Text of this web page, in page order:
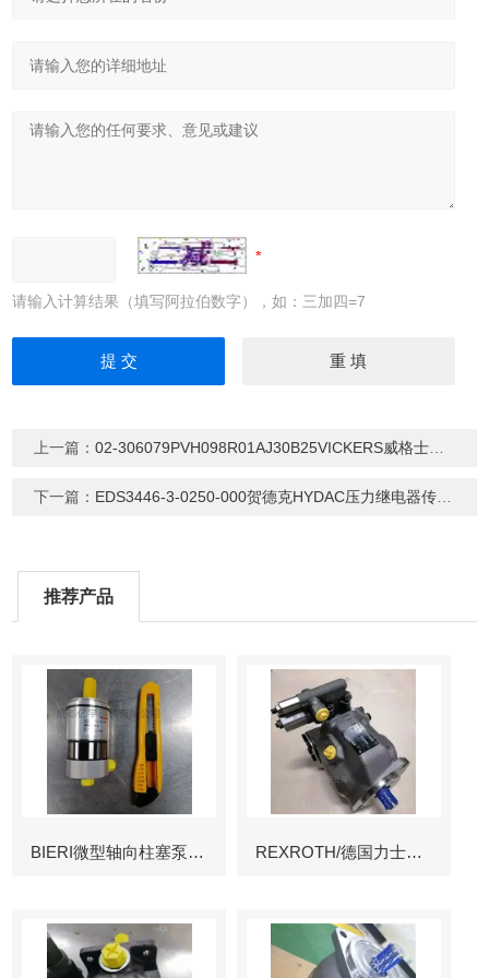
请输入计算结果（填写阿拉伯数字），如：三加四=7
上一篇：02-306079PVH098R01AJ30B25VICKERS威格士柱塞油泵
下一篇： EDS3446-3-0250-000贺德克HYDAC压力继电器传感器
推荐产品
BIERI微型轴向柱塞泵AKP REXROTH/德国力士乐叶片泵